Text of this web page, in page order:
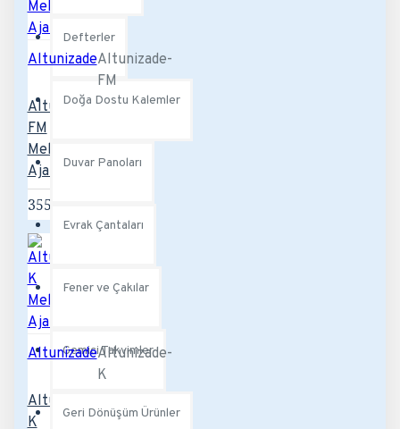
Defterler
Doğa Dostu Kalemler
Duvar Panoları
Evrak Çantaları
Fener ve Çakılar
Gemici Takvimler
Geri Dönüşüm Ürünler
AltunizadeAltunizade-
FM
Altunizade-
FM
Mekanizmalı
Ajanda
355,20TL
AltunizadeAltunizade-
K
Altunizade-
K